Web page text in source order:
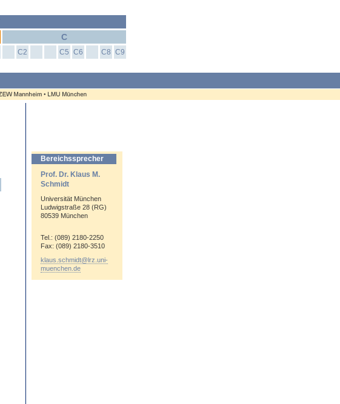
C
C2 C5 C6 C8 C9
Bereichssprecher
Prof. Dr. Klaus M.
Schmidt
Universität München
Ludwigstraße 28 (RG)
80539 München
Tel.: (089) 2180-2250
Fax: (089) 2180-3510
klaus.schmidt@lrz.uni-
muenchen.de